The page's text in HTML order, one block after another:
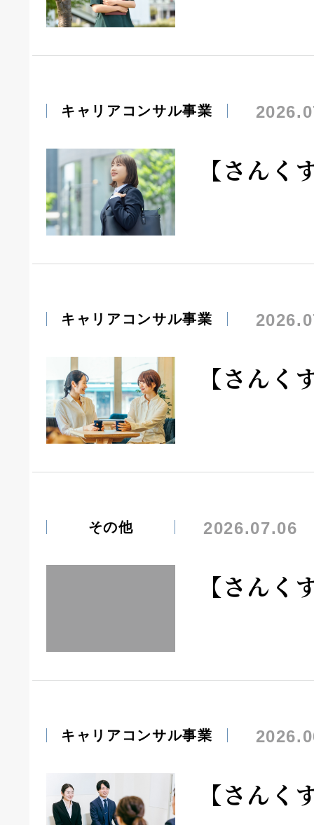
キャリアコンサル事業
【さんく
キャリアコンサル事業
【さんく
その他 2026.07.06
【さんく
キャリアコンサル事業
【さんく